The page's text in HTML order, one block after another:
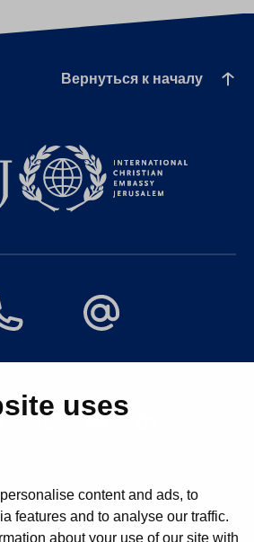
uses
content and ads, to
features and to analyse our traffic.
about your use of our site with
Вернуться к началу
Все права защищены